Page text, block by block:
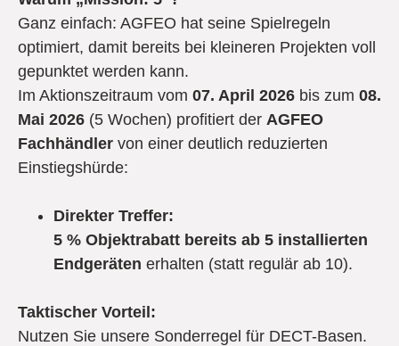
Ganz einfach: AGFEO hat seine Spielregeln
optimiert, damit bereits bei kleineren Projekten voll
gepunktet werden kann.
Im Aktionszeitraum vom 07. April 2026 bis zum 08.
Mai 2026 (5 Wochen) profitiert der AGFEO
Fachhändler von einer deutlich reduzierten
Einstiegshürde:
Direkter Treffer:
5 % Objektrabatt bereits ab 5 installierten
Endgeräten erhalten (statt regulär ab 10).
Taktischer Vorteil:
Nutzen Sie unsere Sonderregel für DECT-Basen.